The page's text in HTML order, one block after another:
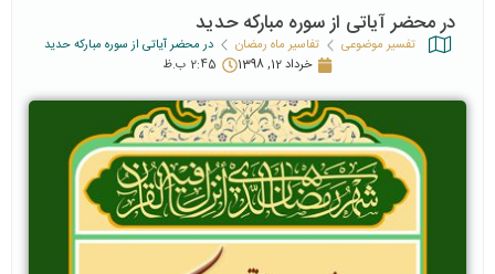
در محضر آیاتی از سوره مبارکه حدید
تفسیر موضوعی تفاسیر ماه رمضان
در محضر آیاتی از سوره مبارکه حدید
خرداد 12, 1398
2:45 ب.ظ